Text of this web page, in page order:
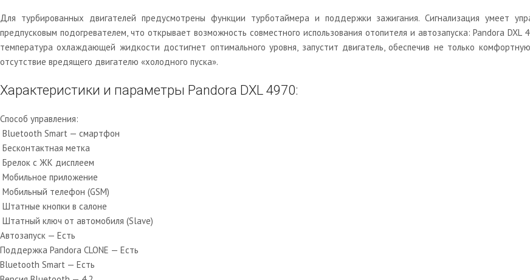
Для турбированных двигателей предусмотрены функции турботаймера и поддержки зажигания. Сигнализация умеет
предпусковым подогревателем, что открывает возможность совместного использования отопителя и автозапуска: Pandora DXL
температура охлаждающей жидкости достигнет оптимального уровня, запустит двигатель, обеспечив не только
отсутствие вредящего двигателю «холодного пуска».
Характеристики и параметры Pandora DXL 4970:
Способ управления:
Bluetooth Smart — смартфон
Бесконтактная метка
Брелок с ЖК дисплеем
Мобильное приложение
Мобильный телефон (GSM)
Штатные кнопки в салоне
Штатный ключ от автомобиля (Slave)
Автозапуск — Есть
Поддержка Pandora CLONE — Есть
Bluetooth Smart — Есть